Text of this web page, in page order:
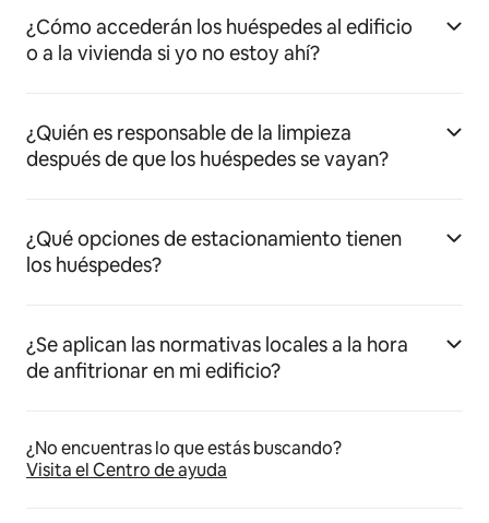
¿Cómo accederán los huéspedes al edificio
o a la vivienda si yo no estoy ahí?
¿Quién es responsable de la limpieza
después de que los huéspedes se vayan?
¿Qué opciones de estacionamiento tienen
los huéspedes?
¿Se aplican las normativas locales a la hora
de anfitrionar en mi edificio?
¿No encuentras lo que estás buscando?
Visita el Centro de ayuda